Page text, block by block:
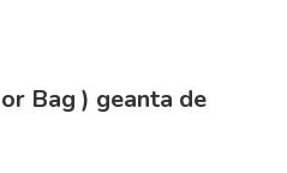
Bag ) geanta de